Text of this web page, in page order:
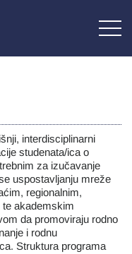
interdisciplinarni
studenata/ica o
za izučavanje
uspostavljanju mreže
regionalnim,
te akademskim
da promoviraju rodno
i rodnu
Struktura programa